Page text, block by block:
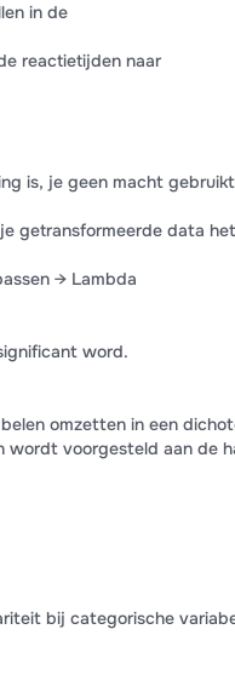
in de
reactietijden naar
is, je geen macht
getransformeerde data
→ Lambda
word.
omzetten in een
wordt voorgesteld aan de
bij categorische